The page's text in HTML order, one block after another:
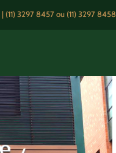
| (11) 3297 8457ou (11) 3297 8458